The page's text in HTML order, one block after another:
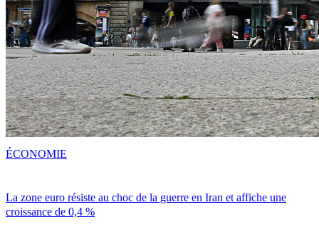
La zone euro résiste au choc de la guerre en Iran et affiche une
croissance de 0,4 %
ÉCONOMIE